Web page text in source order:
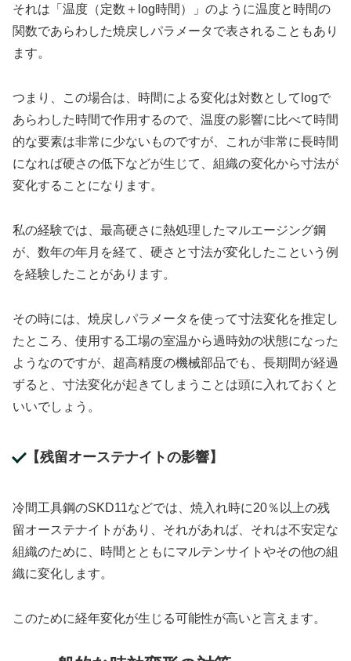
それは「温度（定数＋log時間）」のように温度と時間の
関数であらわした焼戻しパラメータで表されることもあり
ます。
つまり、この場合は、時間による変化は対数としてlogで
あらわした時間で作用するので、温度の影響に比べて時間
的な要素は非常に少ないものですが、これが非常に長時間
になれば硬さの低下などが生じて、組織の変化から寸法が
変化することになります。
私の経験では、最高硬さに熱処理したマルエージング鋼
が、数年の年月を経て、硬さと寸法が変化したこという例
を経験したことがあります。
その時には、焼戻しパラメータを使って寸法変化を推定し
たところ、使用する工場の室温から過時効の状態になった
ようなのですが、超高精度の機械部品でも、長期間が経過
ずると、寸法変化が起きてしまうことは頭に入れておくと
いいでしょう。
【残留オーステナイトの影響】
冷間工具鋼のSKD11などでは、焼入れ時に20％以上の残
留オーステナイトがあり、それがあれば、それは不安定な
組織のために、時間とともにマルテンサイトやその他の組
織に変化します。
このために経年変化が生じる可能性が高いと言えます。